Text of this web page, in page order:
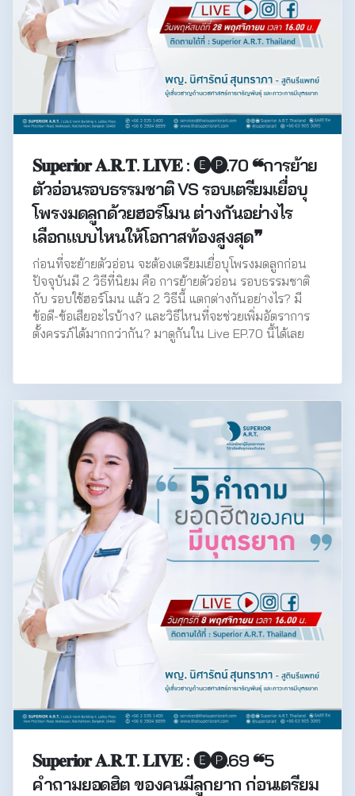
𝐒𝐮𝐩𝐞𝐫𝐢𝐨𝐫 𝐀.𝐑.𝐓. 𝐋𝐈𝐕𝐄 : 🅔🅟.70 ❝การย้าย
ตัวอ่อนรอบธรรมชาติ VS รอบเตรียมเยื่อบุ
โพรงมดลูกด้วยฮอร์โมน ต่างกันอย่างไร
เลือกแบบไหนให้โอกาสท้องสูงสุด❞
ก่อนที่จะย้ายตัวอ่อน จะต้องเตรียมเยื่อบุโพรงมดลูกก่อน
ปัจจุบันมี 2 วิธีที่นิยม คือ การย้ายตัวอ่อน รอบธรรมชาติ
กับ รอบใช้ฮอร์โมน แล้ว 2 วิธีนี้ แตกต่างกันอย่างไร? มี
ข้อดี-ข้อเสียอะไรบ้าง? และวิธีไหนที่จะช่วยเพิ่มอัตราการ
ตั้งครรภ์ได้มากกว่ากัน? มาดูกันใน Live EP.70 นี้ได้เลย
𝐒𝐮𝐩𝐞𝐫𝐢𝐨𝐫 𝐀.𝐑.𝐓. 𝐋𝐈𝐕𝐄 : 🅔🅟.69 ❝5
คำถามยอดฮิต ของคนมีลูกยาก ก่อนเตรียม